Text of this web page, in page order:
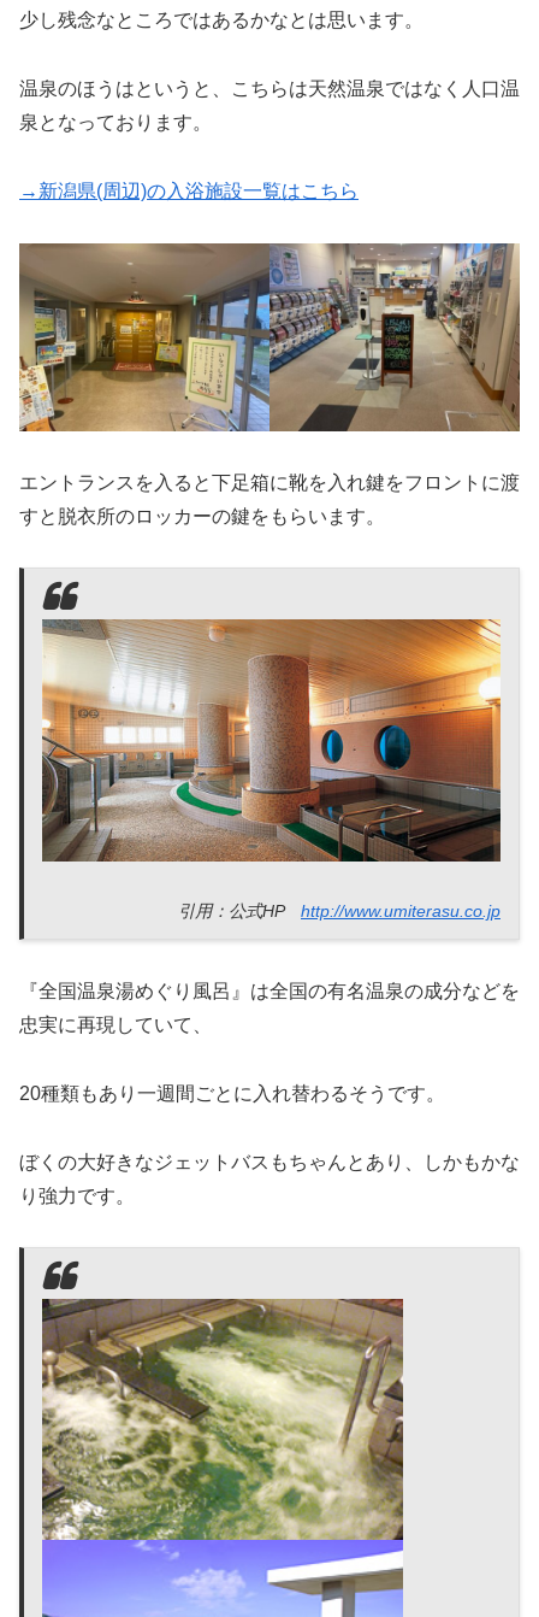
少し残念なところではあるかなとは思います。
温泉のほうはというと、こちらは天然温泉ではなく人口温
泉となっております。
→新潟県(周辺)の入浴施設一覧はこちら
エントランスを入ると下足箱に靴を入れ鍵をフロントに渡
すと脱衣所のロッカーの鍵をもらいます。
引用：公式HP http://www.umiterasu.co.jp
『全国温泉湯めぐり風呂』は全国の有名温泉の成分などを
忠実に再現していて、
20種類もあり一週間ごとに入れ替わるそうです。
ぼくの大好きなジェットバスもちゃんとあり、しかもかな
り強力です。